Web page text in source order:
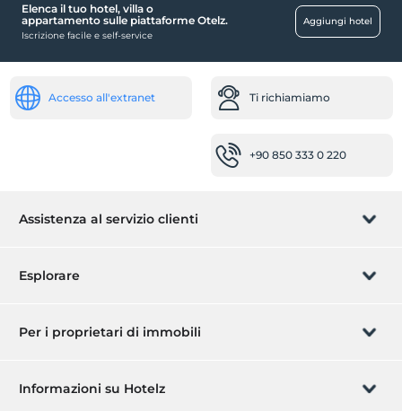
Elenca il tuo hotel, villa o
appartamento sulle piattaforme Otelz.
Iscrizione facile e self-service
Aggiungi hotel
Accesso all'extranet Ti richiamiamo
+90 850 333 0 220
Assistenza al servizio clienti
Gestisci la prenotazione
Esplorare
Carta regalo
Per i proprietari di immobili
Inserisci ora la tua proprietà
Informazioni su Hotelz